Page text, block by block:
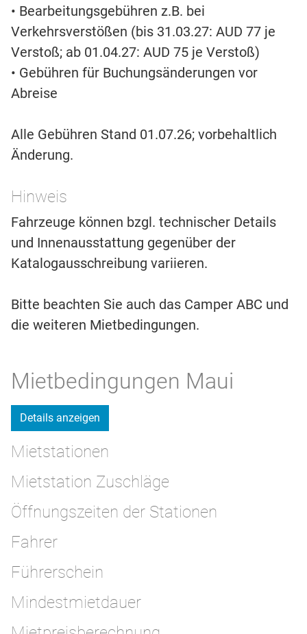
• Bearbeitungsgebühren z.B. bei
Verkehrsverstößen (bis 31.03.27: AUD 77 je
Verstoß; ab 01.04.27: AUD 75 je Verstoß)
• Gebühren für Buchungsänderungen vor
Abreise
Alle Gebühren Stand 01.07.26; vorbehaltlich
Änderung.
Hinweis
Fahrzeuge können bzgl. technischer Details
und Innenausstattung gegenüber der
Katalogausschreibung variieren.
Bitte beachten Sie auch das Camper ABC und
die weiteren Mietbedingungen.
Mietbedingungen Maui
Details anzeigen
Mietstationen
Mietstation Zuschläge
Öffnungszeiten der Stationen
Fahrer
Führerschein
Mindestmietdauer